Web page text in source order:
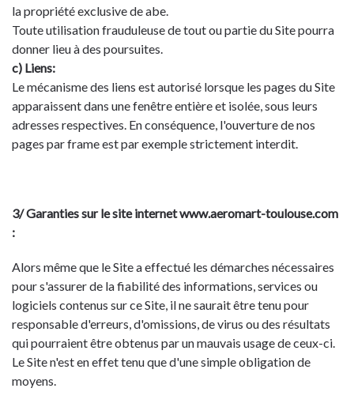
la propriété exclusive de abe.
Toute utilisation frauduleuse de tout ou partie du Site pourra
donner lieu à des poursuites.
c) Liens:
Le mécanisme des liens est autorisé lorsque les pages du Site
apparaissent dans une fenêtre entière et isolée, sous leurs
adresses respectives. En conséquence, l'ouverture de nos
pages par frame est par exemple strictement interdit.
3/ Garanties sur le site internet www.aeromart-toulouse.com
:
Alors même que le Site a effectué les démarches nécessaires
pour s'assurer de la fiabilité des informations, services ou
logiciels contenus sur ce Site, il ne saurait être tenu pour
responsable d'erreurs, d'omissions, de virus ou des résultats
qui pourraient être obtenus par un mauvais usage de ceux-ci.
Le Site n'est en effet tenu que d'une simple obligation de
moyens.